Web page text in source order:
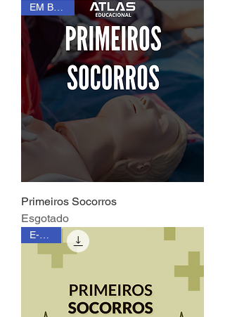
Primeiros Socorros
Esgotado